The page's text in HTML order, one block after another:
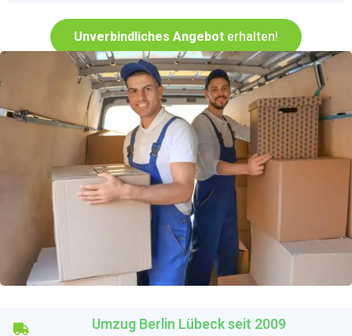
Unverbindliches Angebot erhalten!
Umzug Berlin Lübeck seit 2009